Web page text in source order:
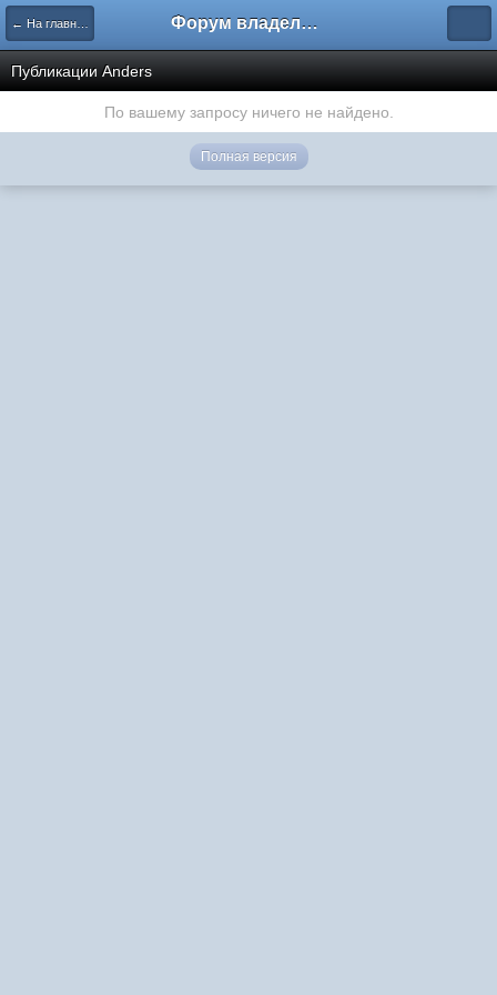
← На главную Форум владельцев интернет-магазинов
Публикации Anders
По вашему запросу ничего не найдено.
Полная версия